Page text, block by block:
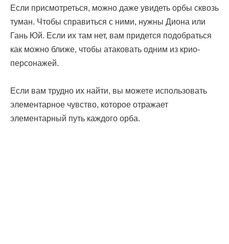
Если присмотреться, можно даже увидеть орбы сквозь
туман. Чтобы справиться с ними, нужны Диона или
Гань Юй. Если их там нет, вам придется подобраться
как можно ближе, чтобы атаковать одним из крио-
персонажей.
Если вам трудно их найти, вы можете использовать
элементарное чувство, которое отражает
элементарный путь каждого орба.